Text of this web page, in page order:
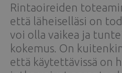
Rintaoireiden
että läheiselläsi on
voi olla vaikea ja
kokemus. On
että käytettävissä on